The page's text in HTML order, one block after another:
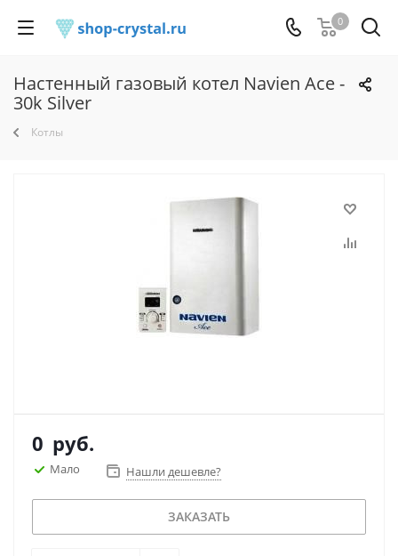
0
Настенный газовый котел Navien Ace -
30k Silver
Котлы
0 руб.
Мало Нашли дешевле?
ЗАКАЗАТЬ